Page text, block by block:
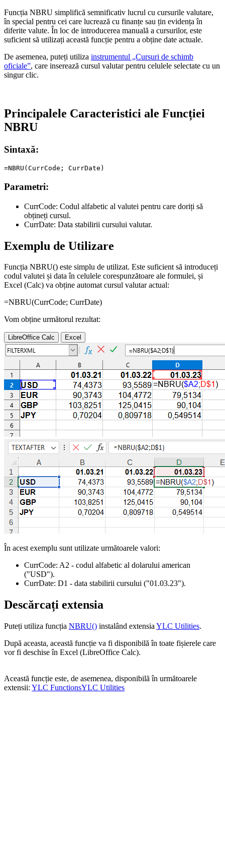
Funcția NBRU simplifică semnificativ lucrul cu cursurile valutare,
în special pentru cei care lucrează cu finanțe sau țin evidența în
diferite valute. În loc de introducerea manuală a cursurilor, este
suficient să utilizați această funcție pentru a obține date actuale.
De asemenea, puteți utiliza instrumentul „Cursuri de schimb
oficiale”, care inserează cursul valutar pentru celulele selectate cu un
singur clic.
Principalele Caracteristici ale Funcției
NBRU
Sintaxă:
Parametri:
CurrCode: Codul alfabetic al valutei pentru care doriți să
obțineți cursul.
CurrDate: Data stabilirii cursului valutar.
Exemplu de Utilizare
Funcția NBRU() este simplu de utilizat. Este suficient să introduceți
codul valutei și data în celulele corespunzătoare ale formulei, și
Excel (Calc) va obține automat cursul valutar actual:
=NBRU(CurrCode; CurrDate)
Vom obține următorul rezultat:
LibreOffice Calc Excel
În acest exemplu sunt utilizate următoarele valori:
CurrCode: A2 - codul alfabetic al dolarului american
("USD").
CurrDate: D1 - data stabilirii cursului ("01.03.23").
Descărcați extensia
Puteți utiliza funcția NBRU() instalând extensia YLC Utilities.
După aceasta, această funcție va fi disponibilă în toate fișierele care
vor fi deschise în Excel (LibreOffice Calc).
Această funcție este, de asemenea, disponibilă în următoarele
extensii: YLC FunctionsYLC Utilities